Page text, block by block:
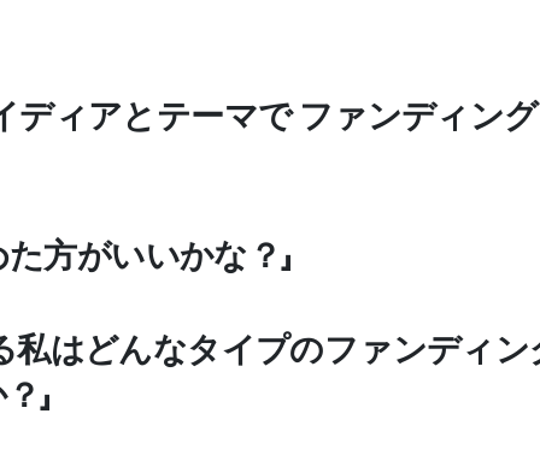
ディアとテーマで ファンディン
方がいいかな？」
私はどんなタイプのファンディ
」